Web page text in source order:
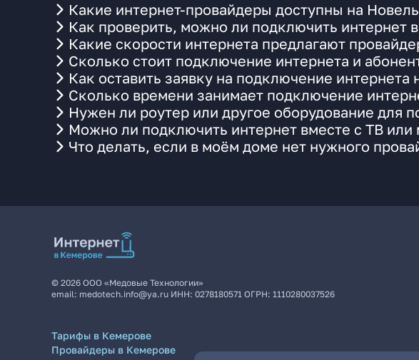
Какие интернет-провайдеры доступны на
Как проверить, можно ли подключить интернет
Какие скорости интернета предлагают
Сколько стоит подключение интернета и
Как оставить заявку на подключение интернета
Сколько времени занимает подключение
Нужен ли роутер или другое оборудование для
Можно ли подключить интернет вместе с ТВ
Что делать, если в моём доме нет нужного
© 2026 ООО «Медовые Технологии»
email: medotech.info@ya.ru ИНН: 0278180571 ОГРН: 1110280037526
Тарифы в Кемерове
Провайдеры в Кемерове